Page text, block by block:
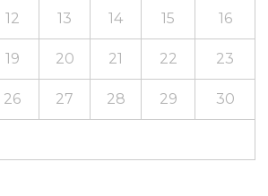
12 13 14 15 16
19 20 21 22 23
26 27 28 29 30